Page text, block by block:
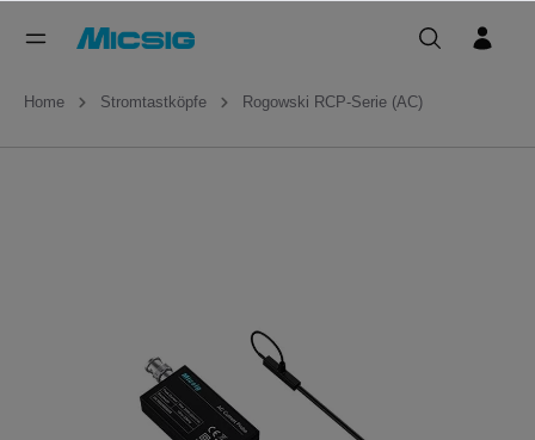
Home Stromtastköpfe Rogowski RCP-Serie (AC)